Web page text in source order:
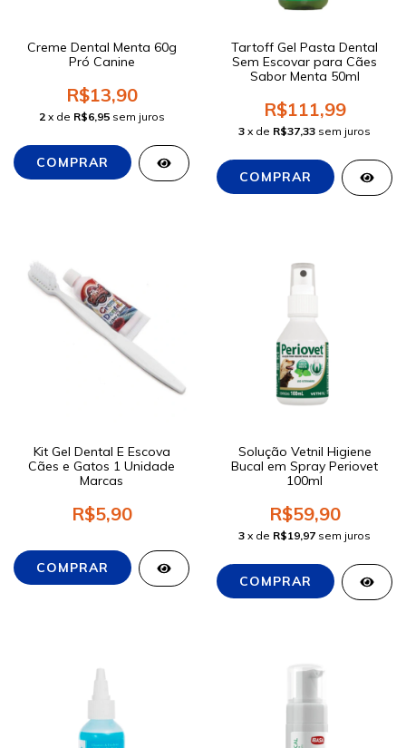
Creme Dental Menta 60g
Pró Canine
R$13,90
2 x de R$6,95 sem juros
Tartoff Gel Pasta Dental
Sem Escovar para Cães
Sabor Menta 50ml
R$111,99
3 x de R$37,33 sem juros
Kit Gel Dental E Escova
Cães e Gatos 1 Unidade
Marcas
R$5,90
Solução Vetnil Higiene
Bucal em Spray Periovet
100ml
R$59,90
3 x de R$19,97 sem juros